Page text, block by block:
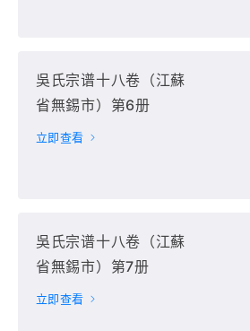
吳氏宗谱十八卷（江蘇
省無錫市）第6册
立即查看
吳氏宗谱十八卷（江蘇
省無錫市）第7册
立即查看